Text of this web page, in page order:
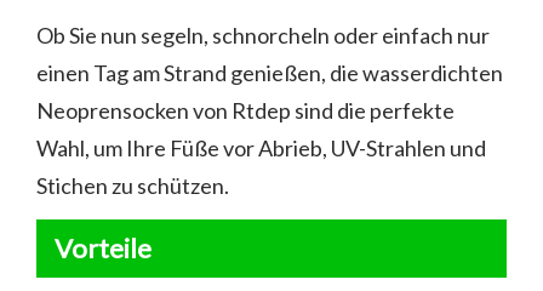
Ob Sie nun segeln, schnorcheln oder einfach nur
einen Tag am Strand genießen, die wasserdichten
Neoprensocken von Rtdep sind die perfekte
Wahl, um Ihre Füße vor Abrieb, UV-Strahlen und
Stichen zu schützen.
Vorteile